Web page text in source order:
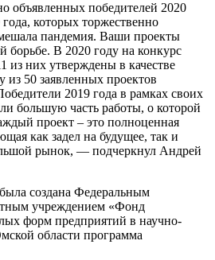
объявленных победителей 2020
которых торжественно
пандемия. Ваши проекты
борьбе. В 2020 году на конкурс
из них утверждены в качестве
из 50 заявленных проектов
2019 года в рамках своих
большую часть работы, о которой
проект – это полноценная
как задел на будущее, так и
рынок, — подчеркнул Андрей
создана Федеральным
учреждением «Фонд
форм предприятий в научно-
области программа